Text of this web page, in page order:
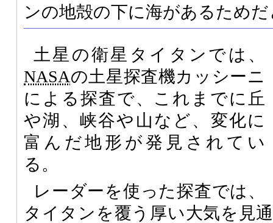
ンの地殻の下に海があるため
土星の衛星タイタンでは、
NASAの土星探査機カッシーニ
による探査で、これまでに丘
や湖、峡谷や山など、変化に
富んだ地形が発見されてい
る。
レーダーを使った探査では、
タイタンを覆う厚い大気を見